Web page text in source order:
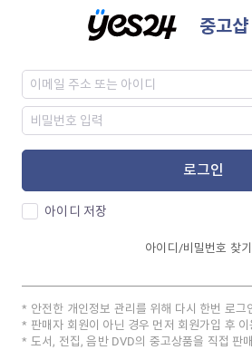
중고
로그인
아이디 저장
아이디/비밀번호 찾기
안전한 개인정보 관리를 위해 다시 한번 로그
판매자 회원이 아닌 경우 먼저 회원가입 후
도서, 전집, 음반 DVD의 중고상품을 직접 판